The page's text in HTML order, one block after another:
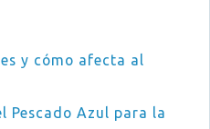
y cómo afecta al
Pescado Azul para la